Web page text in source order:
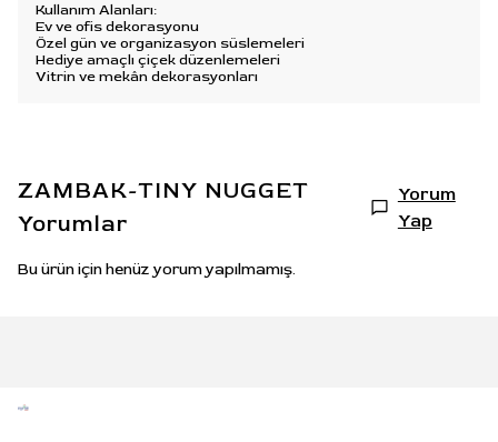
Kullanım Alanları:
Ev ve ofis dekorasyonu
Özel gün ve organizasyon süslemeleri
Hediye amaçlı çiçek düzenlemeleri
Vitrin ve mekân dekorasyonları
ZAMBAK-TINY NUGGET
Yorumlar
Yorum
Yap
Bu ürün için henüz yorum yapılmamış.